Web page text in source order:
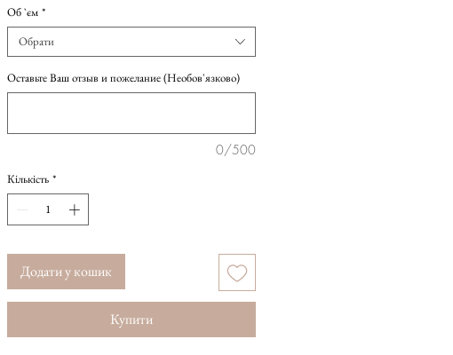
Об `єм *
Обрати
Оставьте Ваш отзыв и пожелание (Необов'язково)
0/500
Кількість *
Додати у кошик
Купити